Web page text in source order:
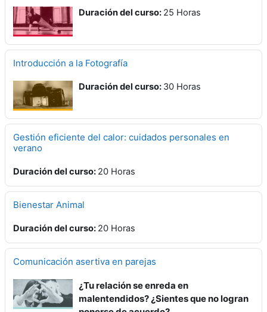
Duración del curso: 25 Horas
Introducción a la Fotografía
Duración del curso: 30 Horas
Gestión eficiente del calor: cuidados personales en
verano
Duración del curso: 20 Horas
Bienestar Animal
Duración del curso: 20 Horas
Comunicación asertiva en parejas
¿Tu relación se enreda en
malentendidos? ¿Sientes que no logran